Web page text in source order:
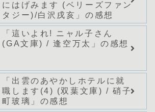
にはげみます (ベリーズファン
タジー)/白沢戌亥」の感想
「這いよれ! ニャル子さん
(GA文庫) / 逢空万太」の感想
「出雲のあやかしホテルに就
職します(4) (双葉文庫) / 硝子
町玻璃」の感想